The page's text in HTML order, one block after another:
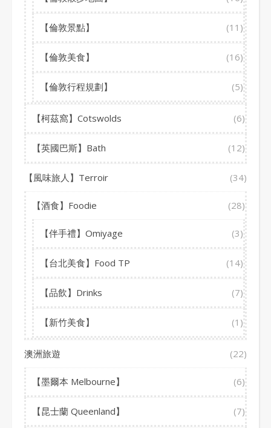
【倫敦景點】 (11)
【倫敦美食】 (16)
【倫敦行程規劃】 (5)
【柯茲窩】Cotswolds (6)
【英國巴斯】Bath (12)
【風味旅人】Terroir (34)
【酒食】Foodie (28)
【伴手禮】Omiyage (3)
【台北美食】Food TP (14)
【品飲】Drinks (7)
【新竹美食】 (1)
澳洲旅遊 (22)
【墨爾本 Melbourne】 (6)
【昆士蘭 Queenland】 (7)